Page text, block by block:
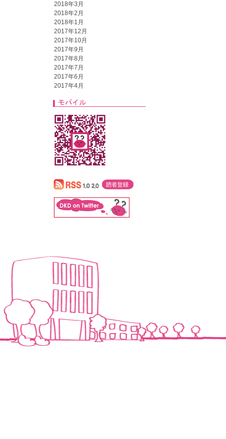
2018年3月
2018年2月
2018年1月
2017年12月
2017年10月
2017年9月
2017年8月
2017年7月
2017年6月
2017年4月